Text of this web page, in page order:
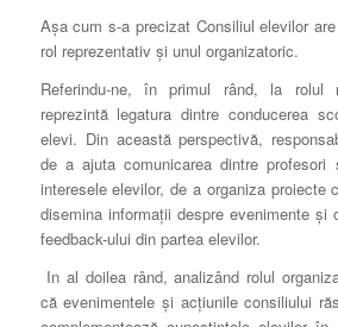
Aşa cum s-a precizat Consiliul elevilor
rol reprezentativ şi unul organizatoric.
Referindu-ne, în primul rând, la rolul
reprezintă legatura dintre conducerea
elevi. Din această perspectivă,
de a ajuta comunicarea dintre
interesele elevilor, de a organiza proiecte
disemina informaţii despre evenimente şi
feedback-ului din partea elevilor.
In al doilea rând, analizând rolul
că evenimentele şi acţiunile consiliului